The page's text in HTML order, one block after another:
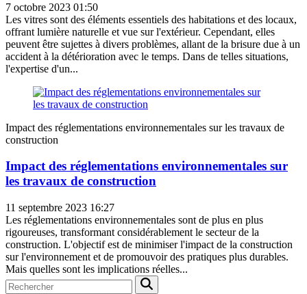
7 octobre 2023 01:50
Les vitres sont des éléments essentiels des habitations et des locaux,
offrant lumière naturelle et vue sur l'extérieur. Cependant, elles
peuvent être sujettes à divers problèmes, allant de la brisure due à un
accident à la détérioration avec le temps. Dans de telles situations,
l'expertise d'un...
Impact des réglementations environnementales sur les travaux de
construction
Impact des réglementations environnementales sur
les travaux de construction
11 septembre 2023 16:27
Les réglementations environnementales sont de plus en plus
rigoureuses, transformant considérablement le secteur de la
construction. L'objectif est de minimiser l'impact de la construction
sur l'environnement et de promouvoir des pratiques plus durables.
Mais quelles sont les implications réelles...